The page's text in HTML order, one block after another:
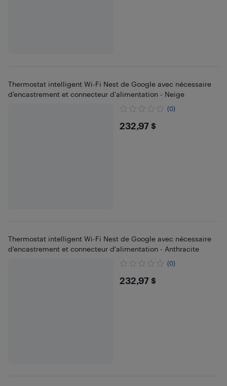
Thermostat intelligent Wi-Fi Nest de Google avec nécessaire
d'encastrement et connecteur d'alimentation - Neige
(0)
$232.97
232,97 $
Thermostat intelligent Wi-Fi Nest de Google avec nécessaire
d'encastrement et connecteur d'alimentation - Anthracite
(0)
$232.97
232,97 $